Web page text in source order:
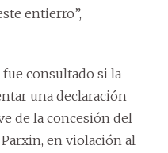
entierro”,
consultado si la
una declaración
de la concesión del
en violación al